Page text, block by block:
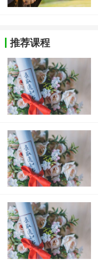
推荐课程